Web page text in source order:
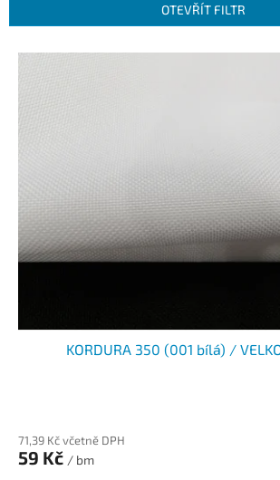
í
OTEVŘÍT FILTR
V
KORDURA 350 (001 bílá) /
71,39 Kč včetně DPH
59 Kč / bm